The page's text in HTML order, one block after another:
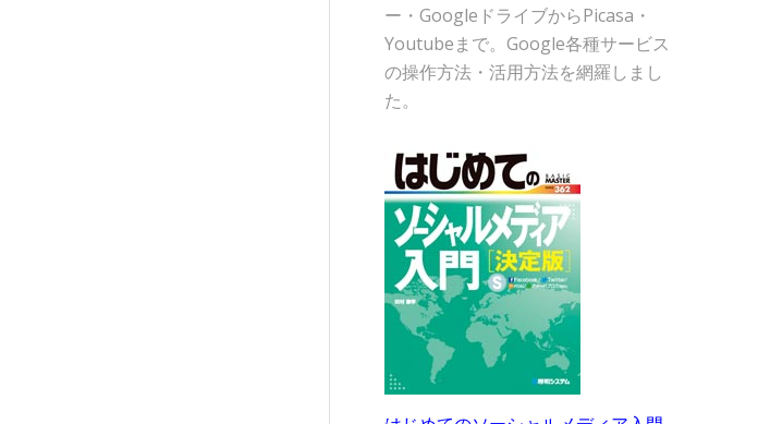
ー・GoogleドライブからPicasa・
Youtubeまで。Google各種サービス
の操作方法・活用方法を網羅しまし
た。